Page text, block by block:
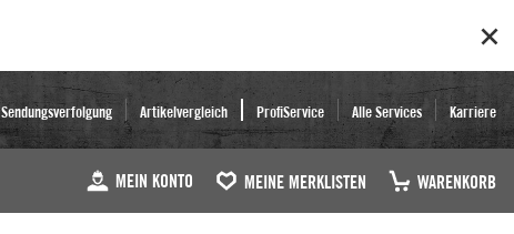
Sendungsverfolgung Artikelvergleich ProfiService Alle Services Karriere
MEIN KONTO MEINE MERKLISTEN WARENKORB